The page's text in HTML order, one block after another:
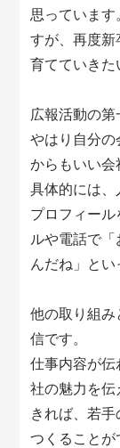
思っていま
すが、再度
育てていきた
広報活動の第
やはり自分
からもいい会
具体的には
プロフィー
ルや電話で
んだね」とい
他の取り組み
信です。
仕事内容が伝
社の魅力を
きれば、若
つくることが